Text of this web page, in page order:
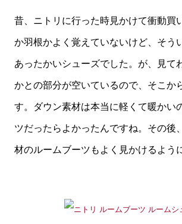
昔、ニトリに行った時見かけて衝動買
か羽根かよく覚えていないけど、そう
あったかいシューズでした。が、見て
かとの部分が空いているので、そこか
す。ダウン素材は本当に軽くて暖かい
ツだったらよかったんですね。その後
材のルームブーツもよく見かけるよう